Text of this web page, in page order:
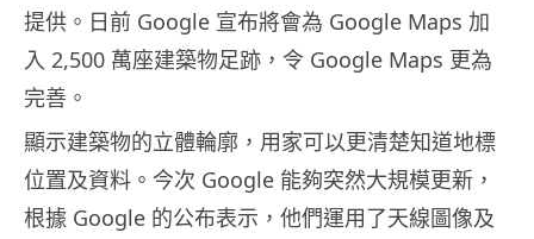
提供。日前 Google 宣布將會為 Google Maps 加
入 2,500 萬座建築物足跡，令 Google Maps 更為
完善。
顯示建築物的立體輪廓，用家可以更清楚知道地標
位置及資料。今次 Google 能夠突然大規模更新，
根據 Google 的公布表示，他們運用了天線圖像及